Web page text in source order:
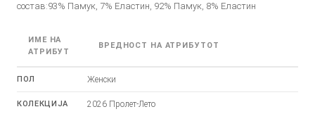
состав:93% Памук, 7% Еластин, 92% Памук, 8% Еластин
ИМЕ НА
АТРИБУТ
ВРЕДНОСТ НА АТРИБУТОТ
ПОЛ Женски
КОЛЕКЦИЈА 2026 Пролет-Лето